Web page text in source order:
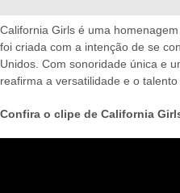
California Girls é uma
foi criada com a intenção de se
Unidos. Com sonoridade única e
reafirma a versatilidade e o talento
Confira o clipe de California